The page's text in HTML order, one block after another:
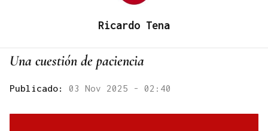
Ricardo Tena
Una cuestión de paciencia
Publicado: 03 Nov 2025 - 02:40